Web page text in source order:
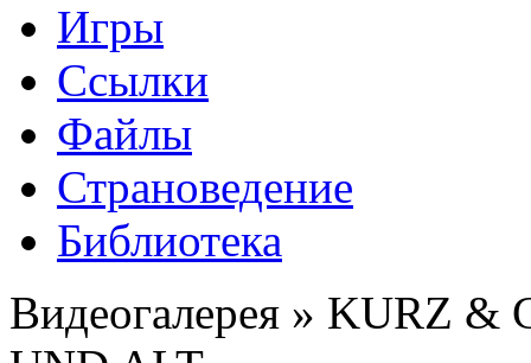
Игры
Ссылки
Файлы
Страноведение
Библиотека
Видеогалерея » KURZ